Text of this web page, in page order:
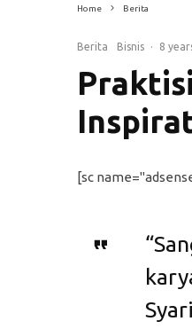
Home Berita
Berita Bisnis · 8
[sc